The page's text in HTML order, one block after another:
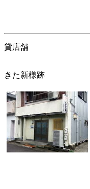
貸店舗
きた新様跡